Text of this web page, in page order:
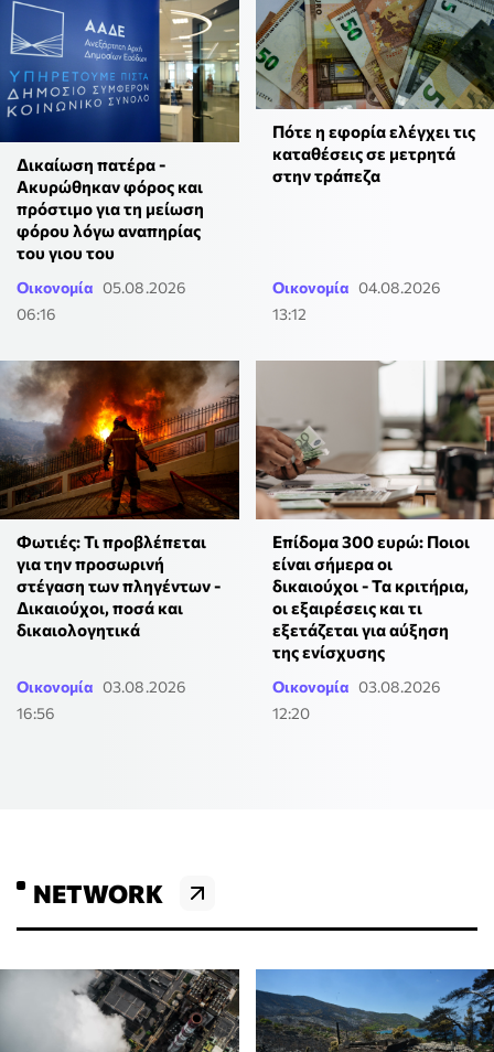
Δικαίωση πατέρα -
Ακυρώθηκαν φόρος και
πρόστιμο για τη μείωση
φόρου λόγω αναπηρίας
του γιου του
Οικονομία 05.08.2026
06:16
Πότε η εφορία ελέγχει τις
καταθέσεις σε μετρητά
στην τράπεζα
Οικονομία 04.08.2026
13:12
Φωτιές: Τι προβλέπεται
για την προσωρινή
στέγαση των πληγέντων -
Δικαιούχοι, ποσά και
δικαιολογητικά
Οικονομία 03.08.2026
16:56
Επίδομα 300 ευρώ: Ποιοι
είναι σήμερα οι
δικαιούχοι - Τα κριτήρια,
οι εξαιρέσεις και τι
εξετάζεται για αύξηση
της ενίσχυσης
Οικονομία 03.08.2026
12:20
NETWORK